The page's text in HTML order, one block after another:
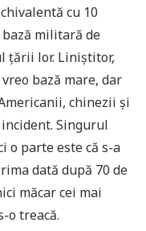
cu 10
militară de
țării lor. Liniștitor,
bază mare, dar
chinezii și
Singurul
o parte este că s-a
dată după 70 de
măcar cei mai
o treacă.